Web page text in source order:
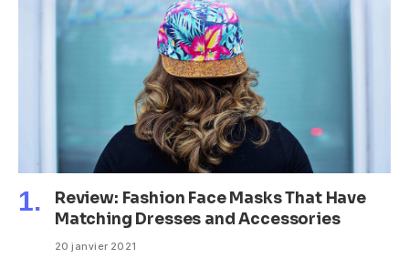
Review: Fashion Face Masks That Have
Matching Dresses and Accessories
20 janvier 2021